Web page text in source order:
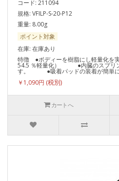
コード: 211094
規格: VFILP-S-20-P12
重量: 8.00g
ポイント対象
在庫: 在庫あり
特徴 ●ボディーを樹脂にし軽量化を
54.5 ％軽量化） ●内臓のスプリン
す。 ●吸着パッドの装着が簡単に
￥1,090円
カートへ